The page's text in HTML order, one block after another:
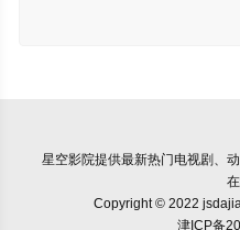
星空影院提供最新热门电视剧、
Copyright © 2022
津ICP备